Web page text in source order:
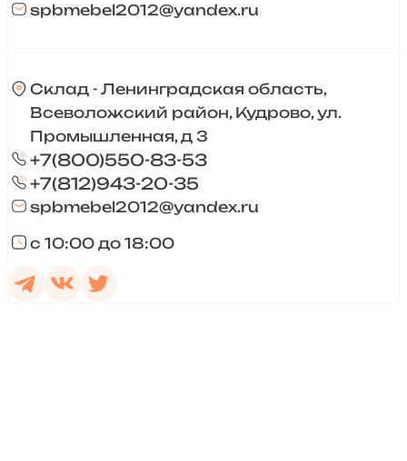
spbmebel2012@yandex.ru
Склад - Ленинградская область,
Всеволожский район, Кудрово, ул.
Промышленная, д 3
+7(800)550-83-53
+7(812)943-20-35
spbmebel2012@yandex.ru
с 10:00 до 18:00